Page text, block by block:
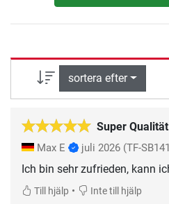
sortera efter
Super
Max E juli 2026 (TF-
Ich bin sehr zufrieden, kann
Till hjälp • Inte till hjälp